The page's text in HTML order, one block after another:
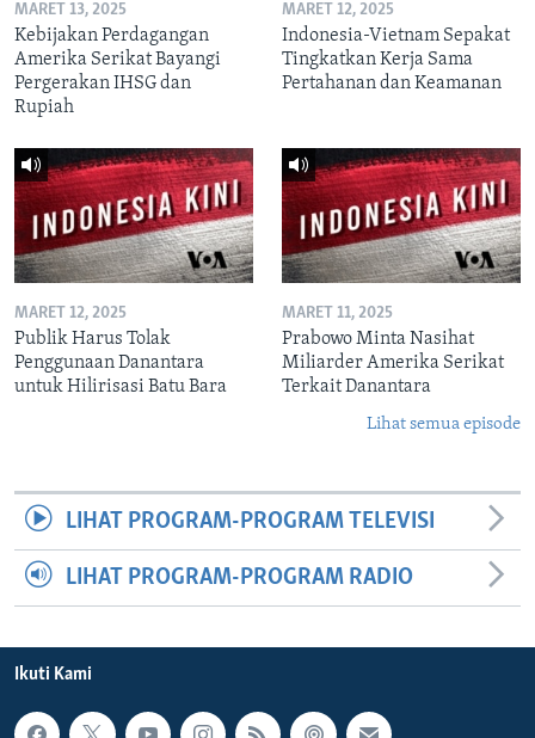
MARET 13, 2025
Kebijakan Perdagangan
Amerika Serikat Bayangi
Pergerakan IHSG dan
Rupiah
MARET 12, 2025
Indonesia-Vietnam Sepakat
Tingkatkan Kerja Sama
Pertahanan dan Keamanan
MARET 12, 2025
Publik Harus Tolak
Penggunaan Danantara
untuk Hilirisasi Batu Bara
MARET 11, 2025
Prabowo Minta Nasihat
Miliarder Amerika Serikat
Terkait Danantara
Lihat semua episode
LIHAT PROGRAM-PROGRAM TELEVISI
LIHAT PROGRAM-PROGRAM RADIO
Ikuti Kami